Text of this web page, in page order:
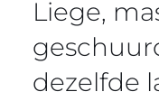
Liege,
dezelfde